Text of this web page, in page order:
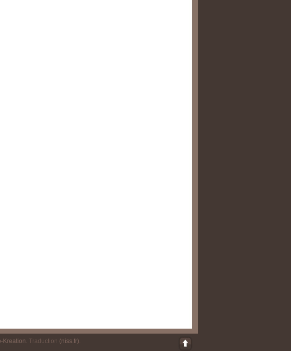
Kreation . Traduction (niss.fr)